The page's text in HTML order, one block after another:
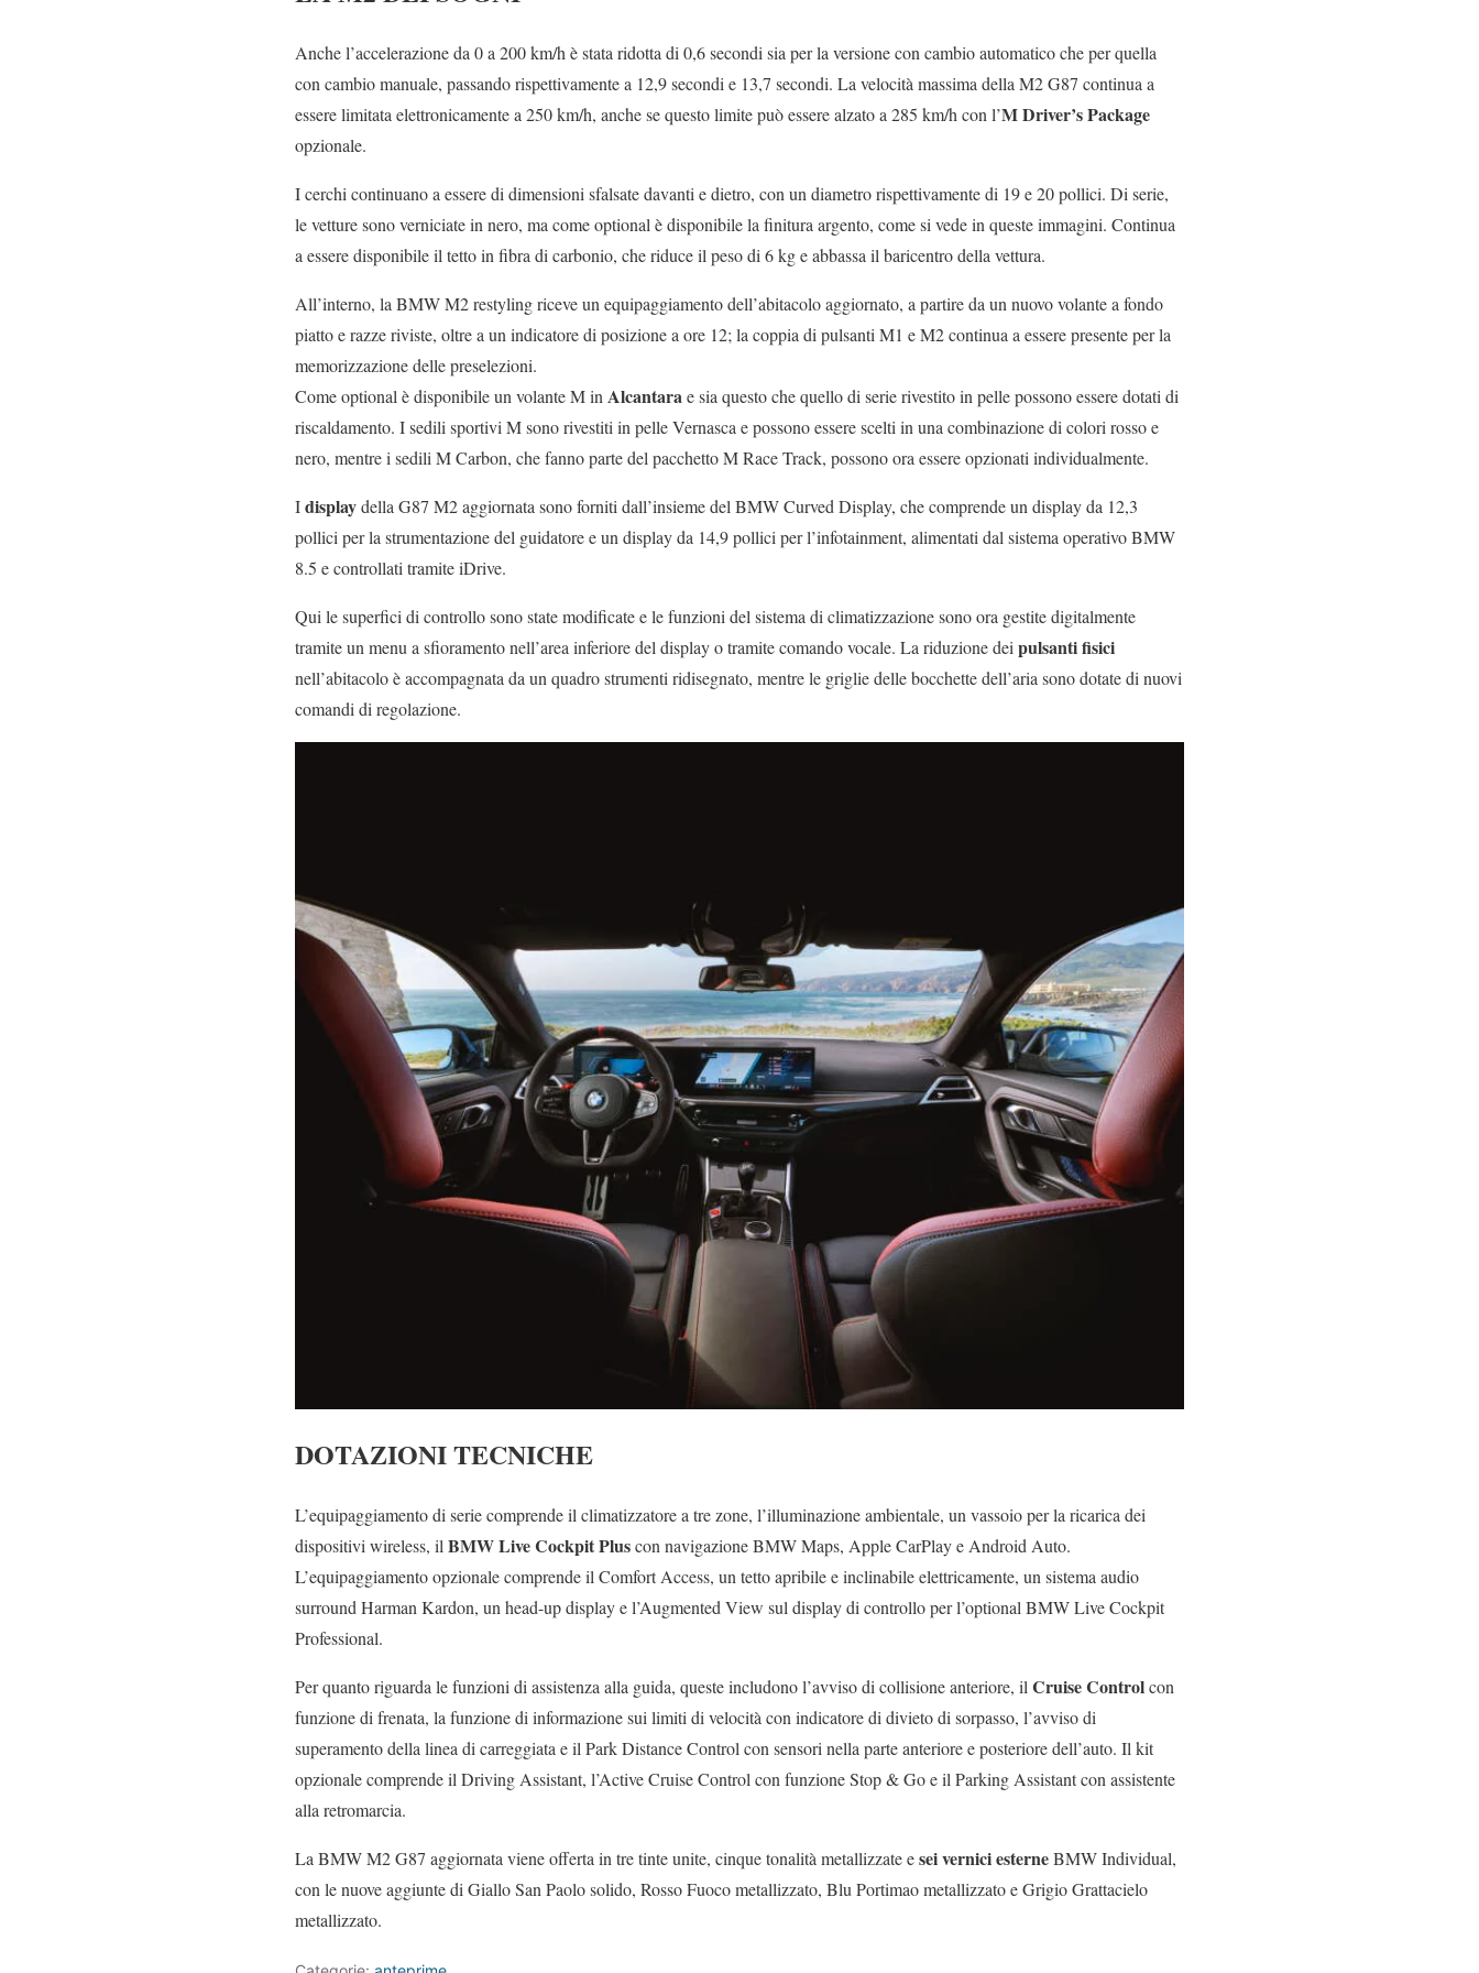
Anche l’accelerazione da 0 a 200 km/h è stata ridotta di 0,6 secondi sia per la versione con cambio automatico che per quella
con cambio manuale, passando rispettivamente a 12,9 secondi e 13,7 secondi. La velocità massima della M2 G87 continua a
essere limitata elettronicamente a 250 km/h, anche se questo limite può essere alzato a 285 km/h con l’M Driver’s Package
opzionale.
I cerchi continuano a essere di dimensioni sfalsate davanti e dietro, con un diametro rispettivamente di 19 e 20 pollici. Di serie,
le vetture sono verniciate in nero, ma come optional è disponibile la finitura argento, come si vede in queste immagini. Continua
a essere disponibile il tetto in fibra di carbonio, che riduce il peso di 6 kg e abbassa il baricentro della vettura.
All’interno, la BMW M2 restyling riceve un equipaggiamento dell’abitacolo aggiornato, a partire da un nuovo volante a fondo
piatto e razze riviste, oltre a un indicatore di posizione a ore 12; la coppia di pulsanti M1 e M2 continua a essere presente per la
memorizzazione delle preselezioni.
Come optional è disponibile un volante M in Alcantarae sia questo che quello di serie rivestito in pelle possono essere dotati di
riscaldamento. I sedili sportivi M sono rivestiti in pelle Vernasca e possono essere scelti in una combinazione di colori rosso e
nero, mentre i sedili M Carbon, che fanno parte del pacchetto M Race Track, possono ora essere opzionati individualmente.
Idisplaydella G87 M2 aggiornata sono forniti dall’insieme del BMW Curved Display, che comprende un display da 12,3
pollici per la strumentazione del guidatore e un display da 14,9 pollici per l’infotainment, alimentati dal sistema operativo BMW
8.5 e controllati tramite iDrive.
Qui le superfici di controllo sono state modificate e le funzioni del sistema di climatizzazione sono ora gestite digitalmente
tramite un menu a sfioramento nell’area inferiore del display o tramite comando vocale. La riduzione dei pulsanti fisici
nell’abitacolo è accompagnata da un quadro strumenti ridisegnato, mentre le griglie delle bocchette dell’aria sono dotate di nuovi
comandi di regolazione.
DOTAZIONI TECNICHE
L’equipaggiamento di serie comprende il climatizzatore a tre zone, l’illuminazione ambientale, un vassoio per la ricarica dei
dispositivi wireless, il BMW Live Cockpit Pluscon navigazione BMW Maps, Apple CarPlay e Android Auto.
L’equipaggiamento opzionale comprende il Comfort Access, un tetto apribile e inclinabile elettricamente, un sistema audio
surround Harman Kardon, un head-up display e l’Augmented View sul display di controllo per l’optional BMW Live Cockpit
Professional.
Per quanto riguarda le funzioni di assistenza alla guida, queste includono l’avviso di collisione anteriore, il Cruise Controlcon
funzione di frenata, la funzione di informazione sui limiti di velocità con indicatore di divieto di sorpasso, l’avviso di
superamento della linea di carreggiata e il Park Distance Control con sensori nella parte anteriore e posteriore dell’auto. Il kit
opzionale comprende il Driving Assistant, l’Active Cruise Control con funzione Stop & Go e il Parking Assistant con assistente
alla retromarcia.
La BMW M2 G87 aggiornata viene offerta in tre tinte unite, cinque tonalità metallizzate esei vernici esterneBMW Individual,
con le nuove aggiunte di Giallo San Paolo solido, Rosso Fuoco metallizzato, Blu Portimao metallizzato e Grigio Grattacielo
metallizzato.